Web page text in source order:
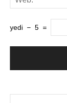
yedi − 5 =